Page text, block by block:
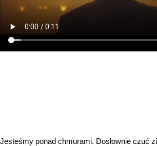
Jesteśmy ponad chmurami. Dosłownie czuć